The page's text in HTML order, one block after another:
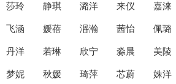
莎玲 静琪 潞洋 来仪 嘉涞
飞涵 媛蓓 湣瀚 茜怡 佩璐
丹洋 若琳 欣宁 淼晨 美陵
梦妮 秋媛 琦萍 芯蔚 姝洋